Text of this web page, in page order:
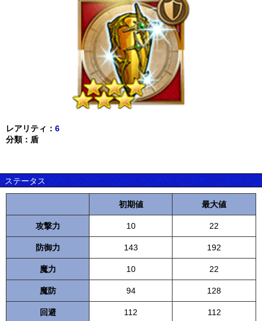
レアリティ： 6
分類：盾
ステータス
初期値 最大値
攻撃力 10 22
防御力 143 192
魔力 10 22
魔防 94 128
回避 112 112